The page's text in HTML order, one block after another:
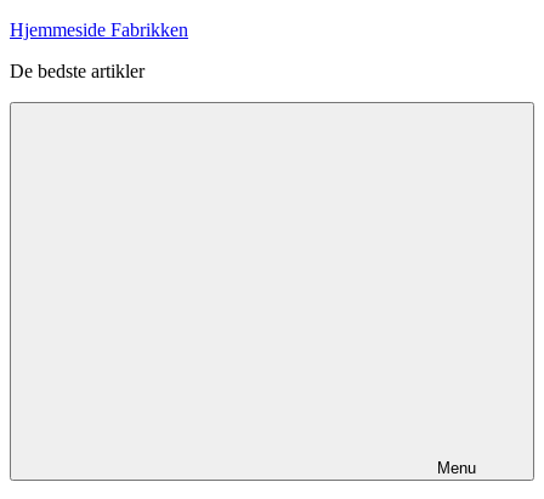
Videre
indhold
Hjemmeside Fabrikken
De bedste artikler
Menu